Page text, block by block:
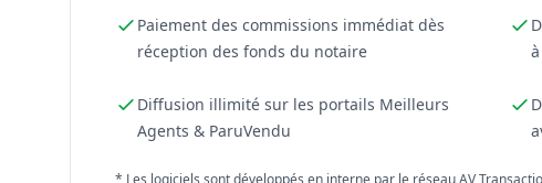
Paiement des commissions immédiat dès
réception des fonds du notaire
Diffusion illimité sur les portails Meilleurs
Agents & ParuVendu